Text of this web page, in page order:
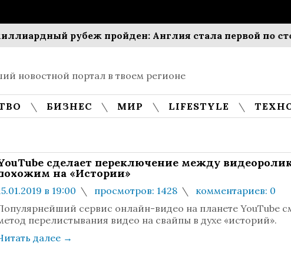
рубеж пройден: Англия стала первой по
новостной портал в твоем регионе
БИЗНЕС МИР LIFESTYLE
сделает переключение между
на «Истории»
в 19:00 просмотров: 1428
комментариев: 0
сервис онлайн-видео на планете YouTube
перелистывания видео на свайпы в духе «историй».
далее →